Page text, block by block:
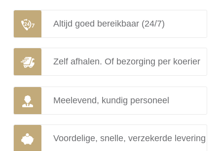
Altijd goed bereikbaar (24/7)
Zelf afhalen. Of bezorging per koerier
Meelevend, kundig personeel
Voordelige, snelle, verzekerde levering